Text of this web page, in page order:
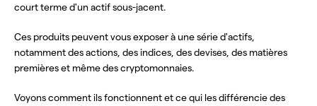
court terme d'un actif sous-jacent.
Ces produits peuvent vous exposer à une série d'actifs,
notamment des actions, des indices, des devises, des matières
premières et même des cryptomonnaies.
Voyons comment ils fonctionnent et ce qui les différencie des